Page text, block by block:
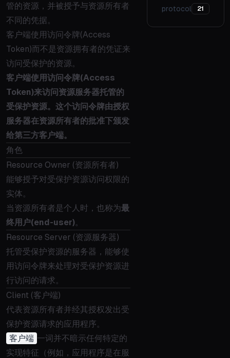
管的资源，并被授予与资源所有者
不同的凭据。
客户端使用访问令牌(Access
Token)而不是资源拥有者的凭证来
访问受保护的资源。
客户端使用访问令牌(Access
Token)来访问资源服务器托管的
受保护资源。这个访问令牌由授权
服务器在资源所有者的批准下颁发
给第三方客户端。
角色
Resource Owner (资源所有者)
能够授予对受保护资源访问权限的
实体。
当资源所有者是个人时，也称为最
终用户(end-user)。
Resource Server (资源服务器)
托管受保护资源的服务器，能够使
用访问令牌来处理对受保护资源进
行访问的请求。
Client (客户端)
代表资源所有者并经其授权发出受
保护资源请求的应用程序。
客户端 一词并不暗示任何特定的
实现特征（例如，应用程序是在服
protocol 21